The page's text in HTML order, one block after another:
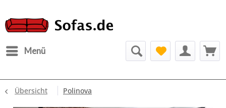
Menü
Übersicht Polinova